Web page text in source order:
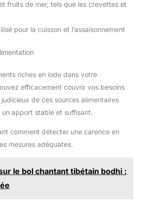
fruits de mer, tels que les crevettes et
pour la cuisson et l’assaisonnement
riches en iode dans votre
efficacement couvrir vos besoins
de ces sources alimentaires
apport stable et suffisant.
comment détecter une carence en
mesures adéquates.
le bol chantant tibétain bodhi :